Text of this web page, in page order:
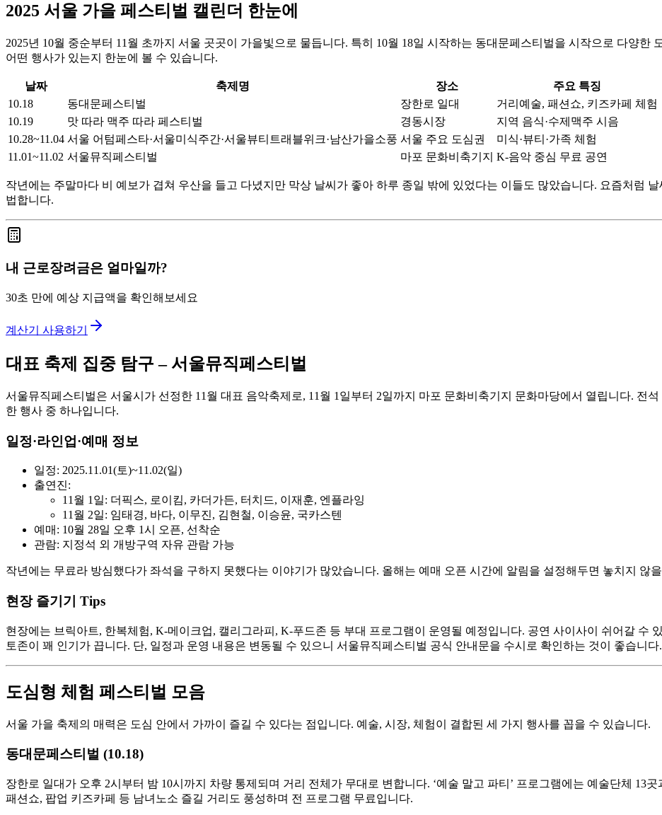
2025 서울 가을 페스티벌 캘린더 한눈에
2025년 10월 중순부터 11월 초까지 서울 곳곳이 가을빛으로 물듭니다. 특히 10월 18일 시작하는 동대문페스티벌을 시작으로 다양한
어떤 행사가 있는지 한눈에 볼 수 있습니다.
날짜 축제명 장소
주요 특징
10.18
동대문페스티벌 장한로 일대
거리예술, 패션쇼, 키즈카페 체험
10.19
맛 따라 맥주 따라 페스티벌 경동시장
지역 음식·수제맥주 시음
10.28~11.04 서울 어텀페스타·서울미식주간·서울뷰티트래블위크·남산가을소풍 서울 주요 도심권
미식·뷰티·가족 체험
11.01~11.02 서울뮤직페스티벌 마포 문화비축기지 K-음악 중심 무료 공연
작년에는 주말마다 비 예보가 겹쳐 우산을 들고 다녔지만 막상 날씨가 좋아 하루 종일 밖에 있었다는 이들도 많았습니다. 요즘처럼
법합니다.
내 근로장려금은 얼마일까?
30초 만에 예상 지급액을 확인해보세요
계산기 사용하기
대표 축제 집중 탐구 – 서울뮤직페스티벌
서울뮤직페스티벌은 서울시가 선정한 11월 대표 음악축제로, 11월 1일부터 2일까지 마포 문화비축기지 문화마당에서 열립니다. 전
한 행사 중 하나입니다.
일정·라인업·예매 정보
일정: 2025.11.01(토)~11.02(일)
출연진:
11월 1일: 더픽스, 로이킴, 카더가든, 터치드, 이재훈, 엔플라잉
11월 2일: 임태경, 바다, 이무진, 김현철, 이승윤, 국카스텐
예매: 10월 28일 오후 1시 오픈, 선착순
관람: 지정석 외 개방구역 자유 관람 가능
작년에는 무료라 방심했다가 좌석을 구하지 못했다는 이야기가 많았습니다. 올해는 예매 오픈 시간에 알림을 설정해두면 놓치지 않
현장 즐기기 Tips
현장에는 브릭아트, 한복체험, K-메이크업, 캘리그라피, K-푸드존 등 부대 프로그램이 운영될 예정입니다. 공연 사이사이 쉬어갈 수
토존이 꽤 인기가 끕니다. 단, 일정과 운영 내용은 변동될 수 있으니 서울뮤직페스티벌 공식 안내문을 수시로 확인하는 것이 좋습니다.
도심형 체험 페스티벌 모음
서울 가을 축제의 매력은 도심 안에서 가까이 즐길 수 있다는 점입니다. 예술, 시장, 체험이 결합된 세 가지 행사를 꼽을 수 있습니다.
동대문페스티벌 (10.18)
장한로 일대가 오후 2시부터 밤 10시까지 차량 통제되며 거리 전체가 무대로 변합니다. ‘예술 말고 파티’ 프로그램에는 예술단체 13
패션쇼, 팝업 키즈카페 등 남녀노소 즐길 거리도 풍성하며 전 프로그램 무료입니다.